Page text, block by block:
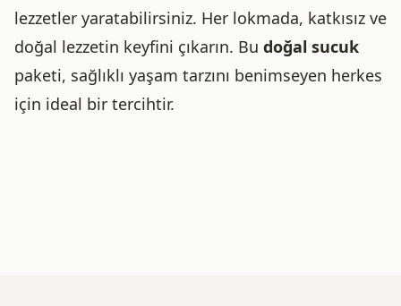
lezzetler yaratabilirsiniz. Her lokmada, katkısız ve
doğal lezzetin keyfini çıkarın. Bu doğal sucuk
paketi, sağlıklı yaşam tarzını benimseyen herkes
için ideal bir tercihtir.